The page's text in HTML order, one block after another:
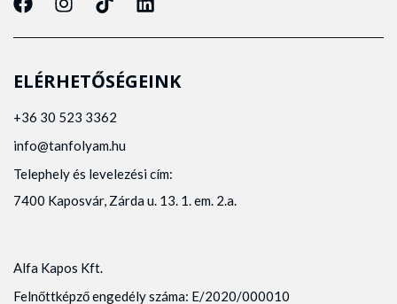
ELÉRHETŐSÉGEINK
+36 30 523 3362
info@tanfolyam.hu
Telephely és levelezési cím:
7400 Kaposvár, Zárda u. 13. 1. em. 2.a.
Alfa Kapos Kft.
Felnőttképző engedély száma: E/2020/000010